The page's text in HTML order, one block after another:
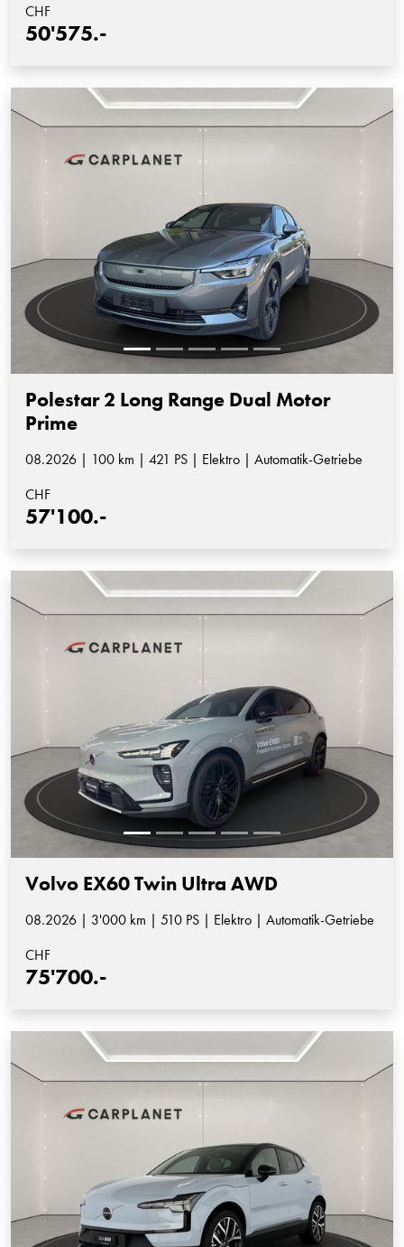
CHF
50'575.-
Polestar 2 Long Range Dual Motor
Prime
08.2026 | 100 km | 421 PS | Elektro | Automatik-Getriebe
CHF
57'100.-
Volvo EX60 Twin Ultra AWD
08.2026 | 3'000 km | 510 PS | Elektro | Automatik-Getriebe
CHF
75'700.-